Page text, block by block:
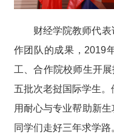
财经学院教师代
作团队的成果，2019
工、合作院校师生开
五批次老挝国际学生。
用耐心与专业帮助新
同学们走好三年求学路